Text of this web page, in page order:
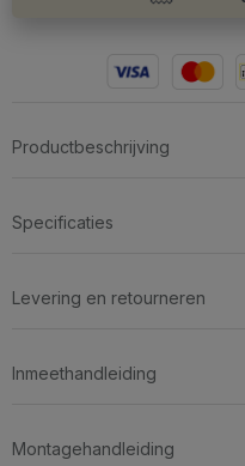
Productbeschrijving
Specificaties
Levering en retourneren
Inmeethandleiding
Montagehandleiding